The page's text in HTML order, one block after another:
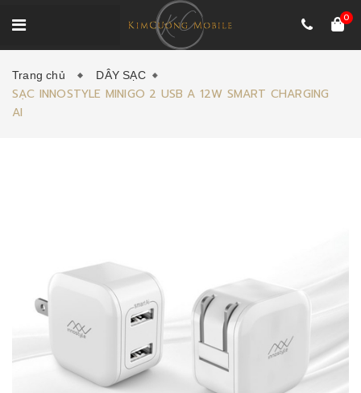
0
Trang chủ DÂY SẠC
SẠC INNOSTYLE MINIGO 2 USB A 12W SMART CHARGING
AI